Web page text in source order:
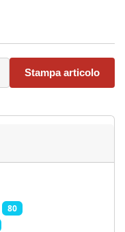
Stampa articolo
80